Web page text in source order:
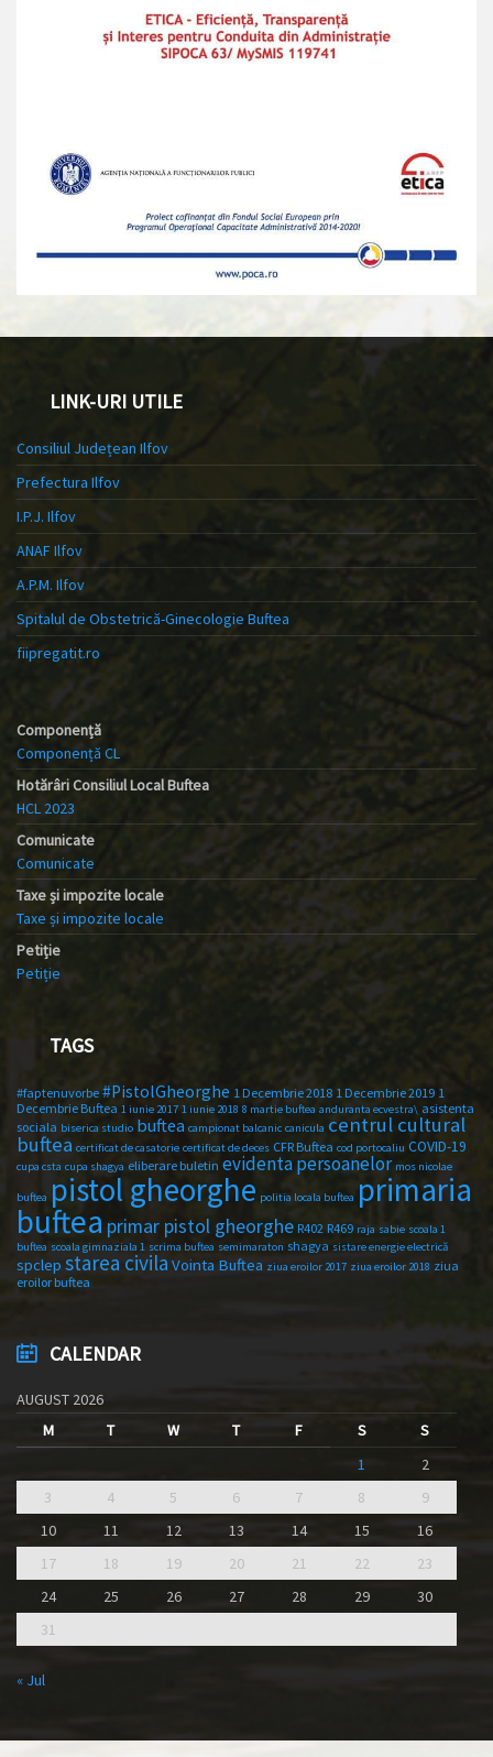
LINK-URI UTILE
Consiliul Județean Ilfov
Prefectura Ilfov
I.P.J. Ilfov
ANAF Ilfov
A.P.M. Ilfov
Spitalul de Obstetrică-Ginecologie Buftea
fiipregatit.ro
Componență
Componență CL
Hotărâri Consiliul Local Buftea
HCL 2023
Comunicate
Comunicate
Taxe și impozite locale
Taxe și impozite locale
Petiție
Petiție
TAGS
#faptenuvorbe #PistolGheorghe 1 Decembrie 2018 1 Decembrie 2019 1
Decembrie Buftea 1 iunie 2017 1 iunie 2018 8 martie buftea anduranta ecvestra\ asistenta
sociala biserica studio buftea campionat balcanic canicula centrul cultural
buftea certificat de casatorie certificat de deces CFR Buftea cod portocaliu COVID-19
cupa csta cupa shagya eliberare buletin evidenta persoanelor mos nicolae
buftea pistol gheorghe politia locala buftea primaria
buftea primar pistol gheorghe R402 R469 raja sabie scoala 1
buftea scoala gimnaziala 1 scrima buftea semimaraton shagya sistare energie electrică
spclep starea civila Vointa Buftea ziua eroilor 2017 ziua eroilor 2018 ziua
eroilor buftea
CALENDAR
AUGUST 2026
M
T W T F S
S
1
2
3
4 5 6 7 8
9
10
11 12 13 14 15
16
17
18 19 20 21 22
23
24
25 26 27 28 29
30
31
« Jul